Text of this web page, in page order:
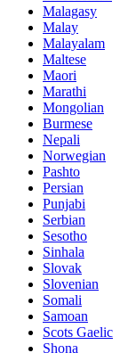
Malagasy
Malay
Malayalam
Maltese
Maori
Marathi
Mongolian
Burmese
Nepali
Norwegian
Pashto
Persian
Punjabi
Serbian
Sesotho
Sinhala
Slovak
Slovenian
Somali
Samoan
Scots Gaelic
Shona